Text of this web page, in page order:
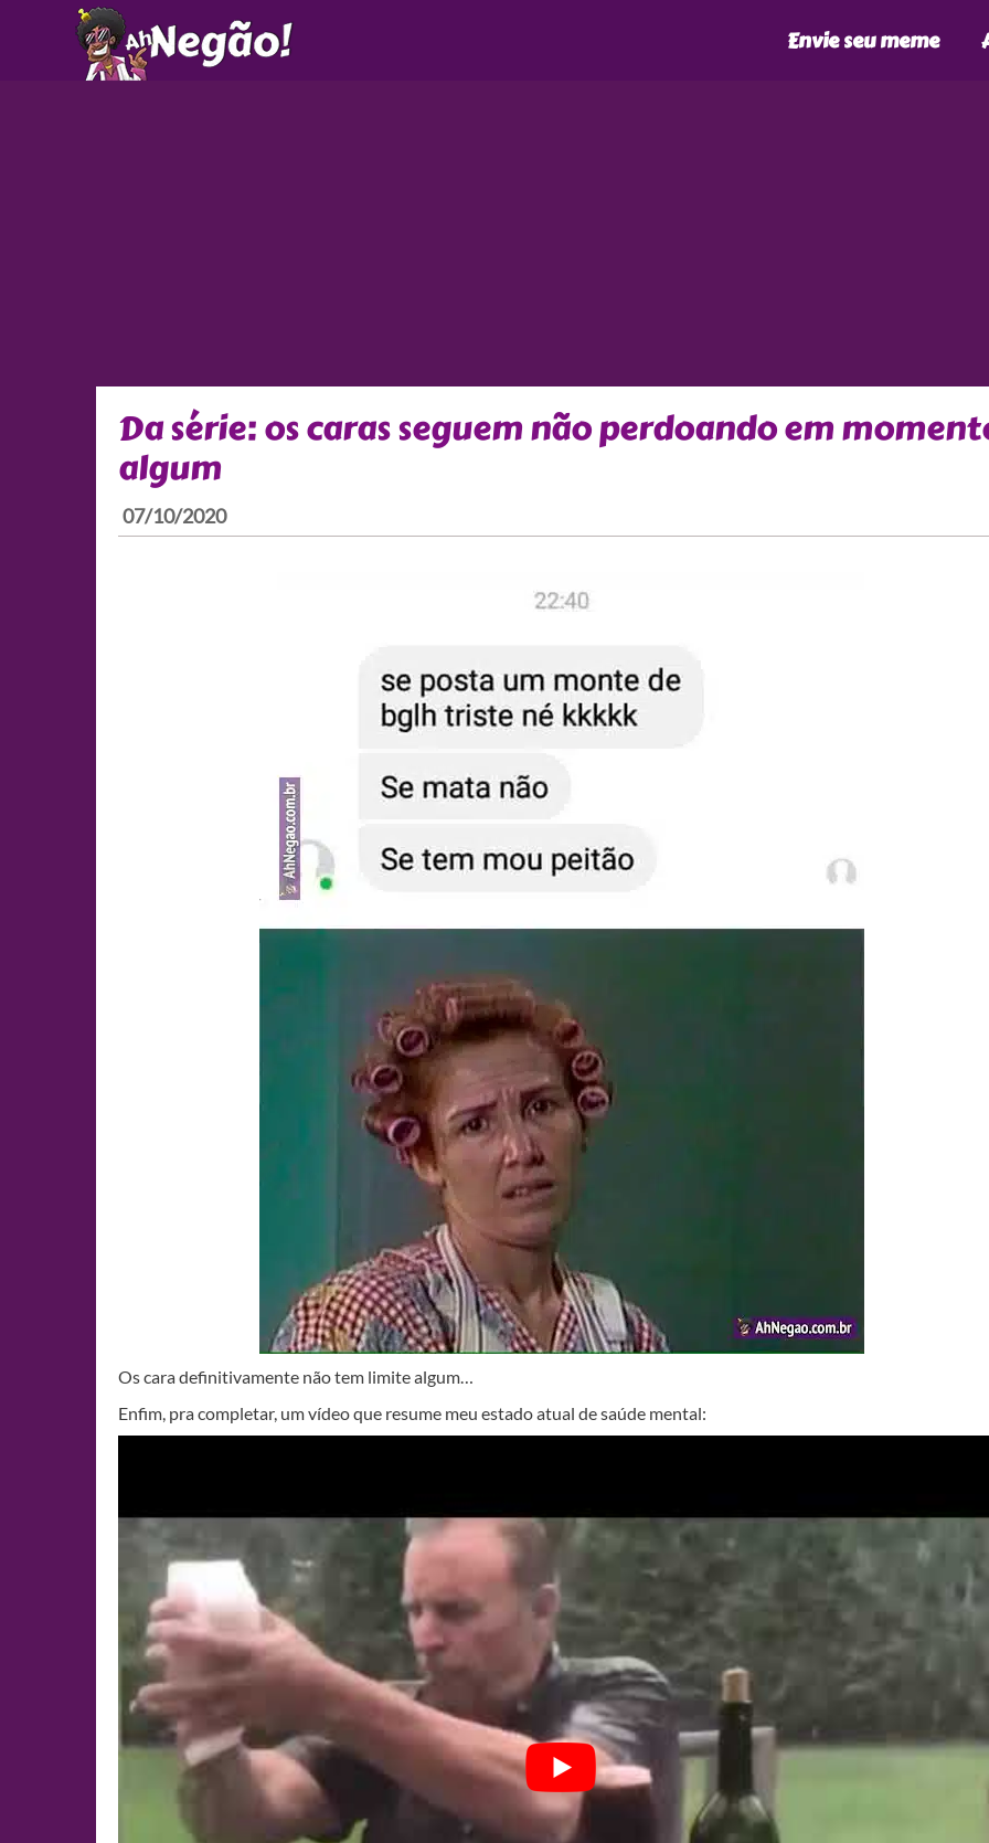
Envie seu meme
Da série: os caras seguem não perdoando em
algum
07/10/2020
Os cara definitivamente não tem limite algum…
Enfim, pra completar, um vídeo que resume meu estado atual de saúde mental: